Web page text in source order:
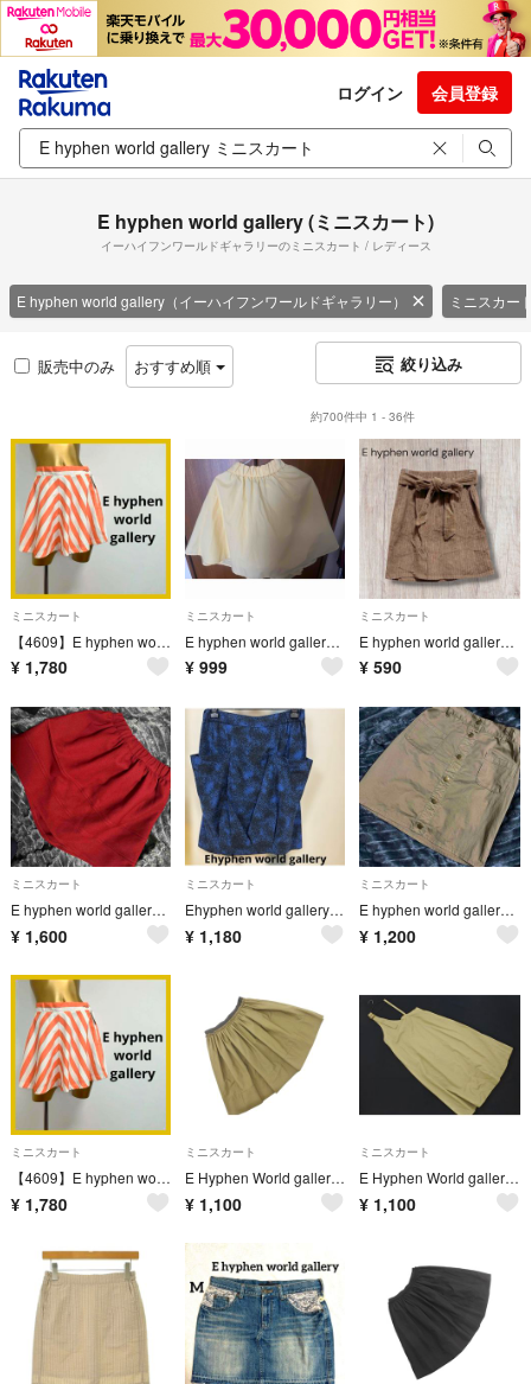
ログイン 会員登録
E hyphen world gallery (ミニスカート)
イーハイフンワールドギャラリーのミニスカート / レディース
E hyphen world gallery（イーハイフンワールドギャラリー） ミニスカー
販売中のみ おすすめ順 絞り込み
約700件中 1 - 36件
ミニスカート
【4609】E hyphen world gallery 太ストライプ スカート
¥ 1,780
ミニスカート
E hyphen world gallery フレアスカート イエロー F
¥ 999
ミニスカート
E hyphen world gallery リボン付き ミニスカート ブラウン
¥ 590
ミニスカート
E hyphen world gallery ミニスカート ボルドー F 美品
¥ 1,600
ミニスカート
Ehyphen world gallery スカート ブルー系 総柄 ひざ丈
¥ 1,180
ミニスカート
E hyphen world gallery タイトスカート カーキ ベージュ
¥ 1,200
ミニスカート
【4609】E hyphen world gallery 太ストライプ スカート
¥ 1,780
ミニスカート
E Hyphen World gallery イーハイフンワールドギャラリー フレア Aライン 台形 スカート sizeF/カーキ ■■ レディース
¥ 1,100
ミニスカート
E Hyphen World gallery イーハイフンワールドギャラリー ジャンパー スカート sizeF/カーキ ■◇ レディース
¥ 1,100